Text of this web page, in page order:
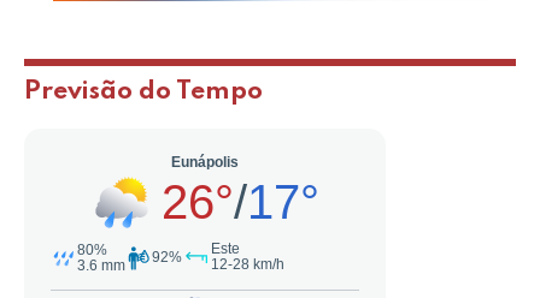
Previsão do Tempo